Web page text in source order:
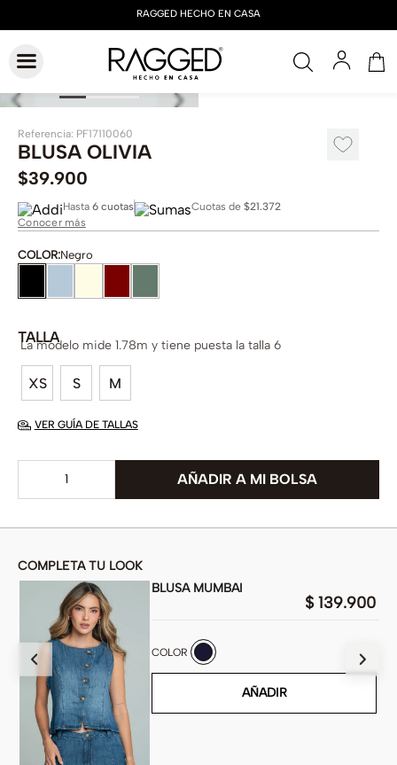
Referencia: PF17110060
BLUSA OLIVIA
$39.900
Hasta 6 cuotas Cuotas de $21.372
Conocer más
COLOR:Negro
TALLA
XS S M
La modelo mide 1.78m y tiene puesta la talla 6
VER GUÍA DE TALLAS
COMPLETA TU LOOK
BLUSA MUMBAI
$ 139.900
COLOR
AÑADIR